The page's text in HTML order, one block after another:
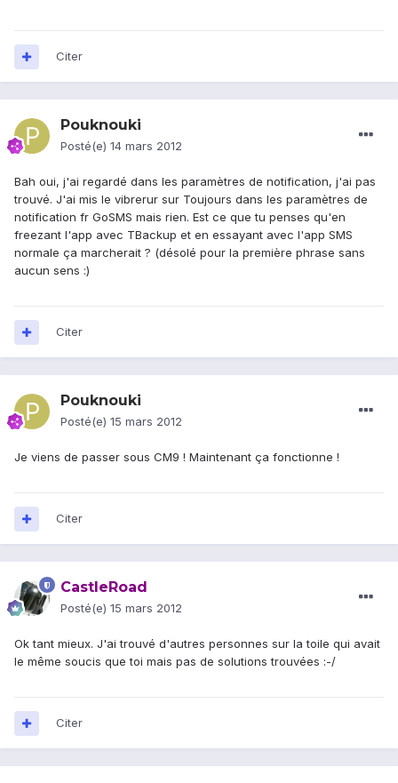
Citer
Pouknouki
Posté(e) 14 mars 2012
Bah oui, j'ai regardé dans les paramètres de notification, j'ai pas
trouvé. J'ai mis le vibrerur sur Toujours dans les paramètres de
notification fr GoSMS mais rien. Est ce que tu penses qu'en
freezant l'app avec TBackup et en essayant avec l'app SMS
normale ça marcherait ? (désolé pour la première phrase sans
aucun sens :)
Citer
Pouknouki
Posté(e) 15 mars 2012
Je viens de passer sous CM9 ! Maintenant ça fonctionne !
Citer
CastleRoad
Posté(e) 15 mars 2012
Ok tant mieux. J'ai trouvé d'autres personnes sur la toile qui avait
le même soucis que toi mais pas de solutions trouvées :-/
Citer